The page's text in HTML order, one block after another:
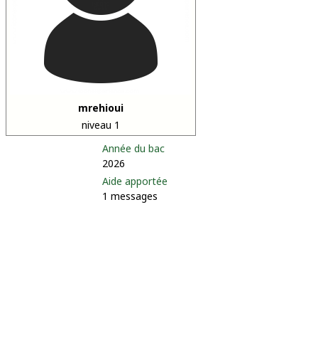
mrehioui
niveau 1
Année du bac
2026
Aide apportée
1 messages